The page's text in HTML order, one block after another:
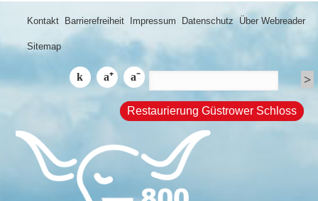
Kontakt Barrierefreiheit Impressum Datenschutz Über Webreader
Sitemap
Restaurierung Güstrower Schloss